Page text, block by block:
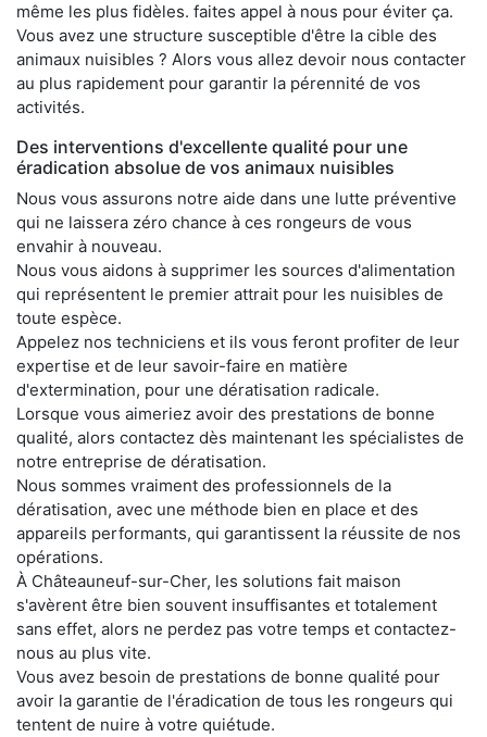
même les plus fidèles. faites appel à nous pour éviter ça.
Vous avez une structure susceptible d'être la cible des
animaux nuisibles ? Alors vous allez devoir nous contacter
au plus rapidement pour garantir la pérennité de vos
activités.
Des interventions d'excellente qualité pour une
éradication absolue de vos animaux nuisibles
Nous vous assurons notre aide dans une lutte préventive
qui ne laissera zéro chance à ces rongeurs de vous
envahir à nouveau.
Nous vous aidons à supprimer les sources d'alimentation
qui représentent le premier attrait pour les nuisibles de
toute espèce.
Appelez nos techniciens et ils vous feront profiter de leur
expertise et de leur savoir-faire en matière
d'extermination, pour une dératisation radicale.
Lorsque vous aimeriez avoir des prestations de bonne
qualité, alors contactez dès maintenant les spécialistes de
notre entreprise de dératisation.
Nous sommes vraiment des professionnels de la
dératisation, avec une méthode bien en place et des
appareils performants, qui garantissent la réussite de nos
opérations.
À Châteauneuf-sur-Cher, les solutions fait maison
s'avèrent être bien souvent insuffisantes et totalement
sans effet, alors ne perdez pas votre temps et contactez-
nous au plus vite.
Vous avez besoin de prestations de bonne qualité pour
avoir la garantie de l'éradication de tous les rongeurs qui
tentent de nuire à votre quiétude.